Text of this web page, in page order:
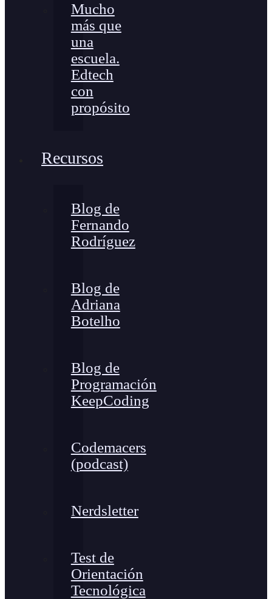
Mucho
más que
una
escuela.
Edtech
con
propósito
Recursos
Blog de
Fernando
Rodríguez
Blog de
Adriana
Botelho
Blog de
Programación
KeepCoding
Codemacers
(podcast)
Nerdsletter
Test de
Orientación
Tecnológica